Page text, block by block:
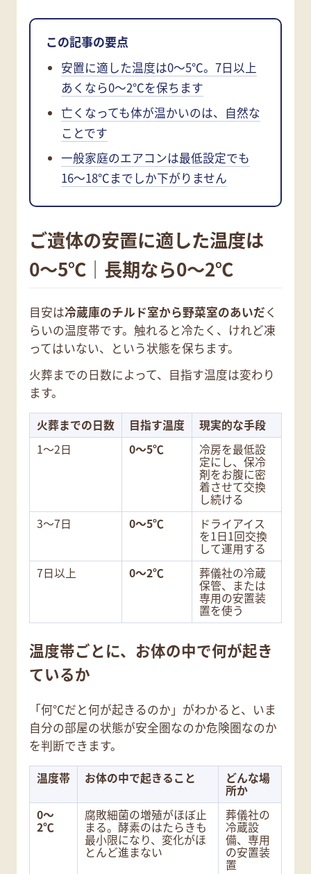
この記事の要点
安置に適した温度は0〜5℃。7日以上
あくなら0〜2℃を保ちます
亡くなっても体が温かいのは、自然な
ことです
一般家庭のエアコンは最低設定でも
16〜18℃までしか下がりません
ご遺体の安置に適した温度は
0〜5℃｜長期なら0〜2℃
目安は冷蔵庫のチルド室から野菜室のあいだく
らいの温度帯です。触れると冷たく、けれど凍
ってはいない、という状態を保ちます。
火葬までの日数によって、目指す温度は変わり
ます。
火葬までの日数 目指す温度
現実的な手段
1〜2日
0〜5℃ 冷房を最低設
定にし、保冷
剤をお腹に密
着させて交換
し続ける
3〜7日
0〜5℃ ドライアイス
を1日1回交換
して運用する
7日以上
0〜2℃ 葬儀社の冷蔵
保管、または
専用の安置装
置を使う
温度帯ごとに、お体の中で何が起き
ているか
「何℃だと何が起きるのか」がわかると、いま
自分の部屋の状態が安全圏なのか危険圏なのか
を判断できます。
温度帯 お体の中で起きること どんな場
所か
0〜
2℃
腐敗細菌の増殖がほぼ止
まる。酵素のはたらきも
最小限になり、変化がほ
とんど進まない
葬儀社の
冷蔵設
備、専用
の安置装
置